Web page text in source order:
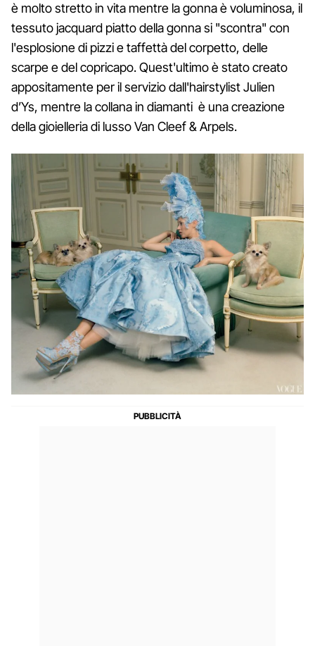
è molto stretto in vita mentre la gonna è voluminosa, il
tessuto jacquard piatto della gonna si "scontra" con
l'esplosione di pizzi e taffettà del corpetto, delle
scarpe e del copricapo. Quest'ultimo è stato creato
appositamente per il servizio dall'hairstylist Julien
d’Ys, mentre la collana in diamanti è una creazione
della gioielleria di lusso Van Cleef & Arpels.